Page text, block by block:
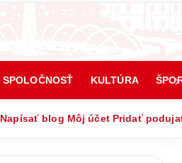
SPOLOČNOSŤ KULTÚRA
Napísať blog Môj účet Pridať